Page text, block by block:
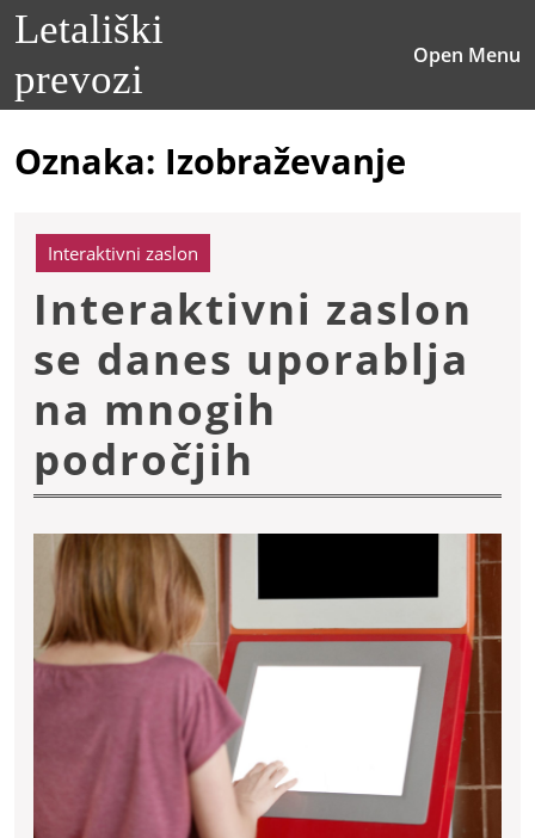
SkipLetališki
prevozi
Open Menu
Oznaka: Izobraževanje
Interaktivni zaslon
Interaktivni zaslon
se danes uporablja
na mnogih
področjih
zaslon
danes
uporablja
mnogih
področjih